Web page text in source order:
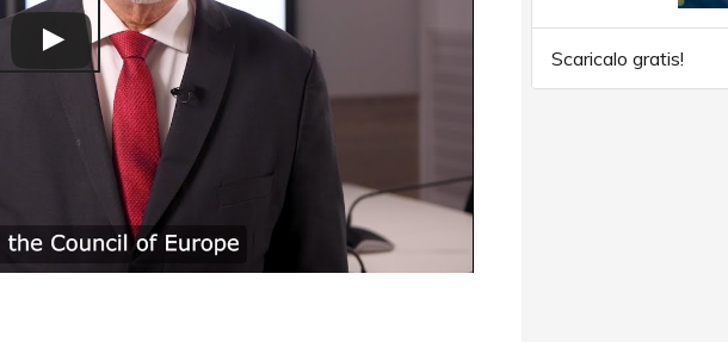
Scaricalo gratis!